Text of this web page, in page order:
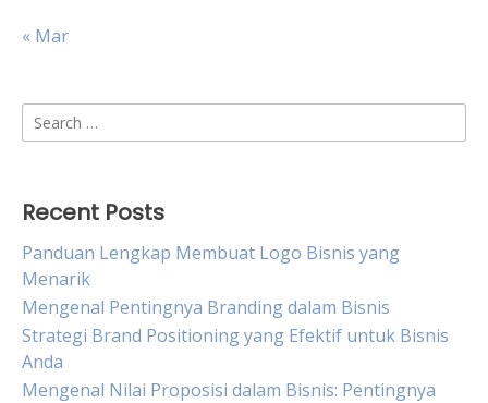
« Mar
Search
for:
Recent Posts
Panduan Lengkap Membuat Logo Bisnis yang
Menarik
Mengenal Pentingnya Branding dalam Bisnis
Strategi Brand Positioning yang Efektif untuk Bisnis
Anda
Mengenal Nilai Proposisi dalam Bisnis: Pentingnya